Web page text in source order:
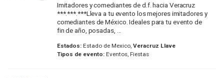
Imitadores y comediantes de d.f. hacia Veracruz
***.***.***Lleva a tu evento los mejores imitadores y
comediantes de México. Ideales para tu evento de
fin de año, posadas, ...
Estados:Estado de Mexico, Veracruz Llave
Tipos de evento:Eventos, Fiestas